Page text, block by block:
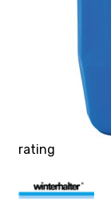
rating